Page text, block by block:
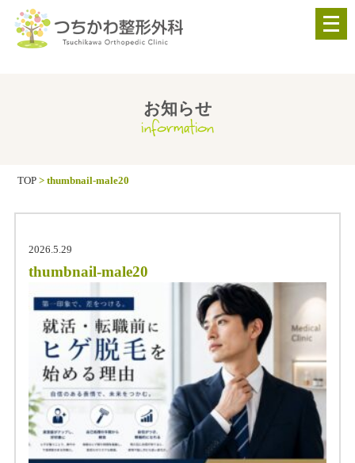
メ
ニ
お知らせ
information
TOP >thumbnail-male20
2026.5.29
thumbnail-male20